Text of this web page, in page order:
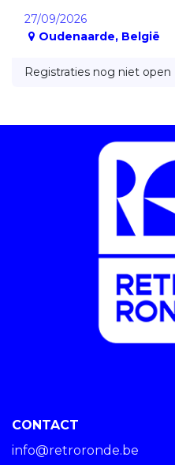
27/09/2026
Oudenaarde, België
Registraties nog niet open
CONTACT
info@retroronde.be